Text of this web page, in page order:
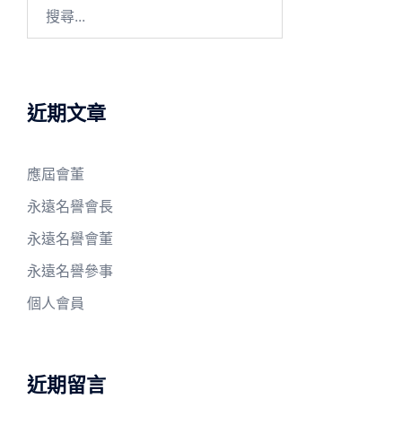
字:
近期文章
應屆會董
永遠名譽會長
永遠名譽會董
永遠名譽參事
個人會員
近期留言